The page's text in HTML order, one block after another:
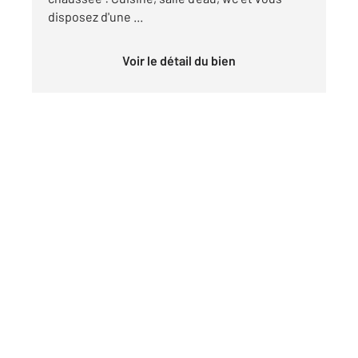
disposez d'une ...
Voir le détail du bien